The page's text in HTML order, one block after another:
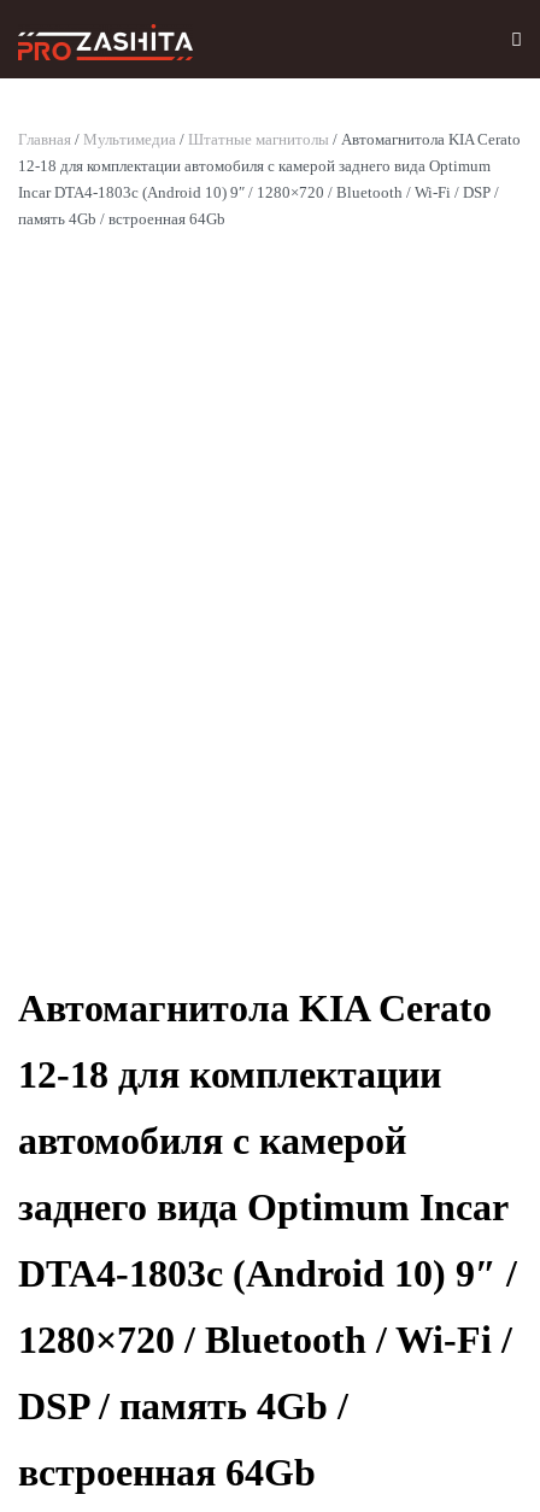
Skip to main content
Главная / Мультимедиа / Штатные магнитолы / Автомагнитола KIA Cerato
12-18 для комплектации автомобиля с камерой заднего вида Optimum
Incar DTA4-1803c (Android 10) 9″ / 1280×720 / Bluetooth / Wi-Fi / DSP /
память 4Gb / встроенная 64Gb
Автомагнитола KIA Cerato
12-18 для комплектации
автомобиля с камерой
заднего вида Optimum Incar
DTA4-1803c (Android 10) 9″ /
1280×720 / Bluetooth / Wi-Fi /
DSP / память 4Gb /
встроенная 64Gb